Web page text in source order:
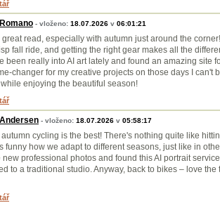
- vloženo: 18.07.2026 v 06:01:21
great read, especially with autumn just around the
fall ride, and getting the right gear makes all the
been really into AI art lately and found an amazing site
changer for my creative projects on those days I can't
enjoying the beautiful season!
- vloženo: 18.07.2026 v 05:58:17
cycling is the best! There's nothing quite like
funny how we adapt to different seasons, just like in
professional photos and found this AI portrait
to a traditional studio. Anyway, back to bikes – love